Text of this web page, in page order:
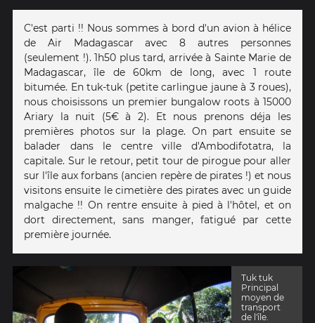
C'est parti !! Nous sommes à bord d'un avion à hélice
de Air Madagascar avec 8 autres personnes
(seulement !). 1h50 plus tard, arrivée à Sainte Marie de
Madagascar, île de 60km de long, avec 1 route
bitumée. En tuk-tuk (petite carlingue jaune à 3 roues),
nous choisissons un premier bungalow roots à 15000
Ariary la nuit (5€ à 2). Et nous prenons déja les
premières photos sur la plage. On part ensuite se
balader dans le centre ville d'Ambodifotatra, la
capitale. Sur le retour, petit tour de pirogue pour aller
sur l'île aux forbans (ancien repère de pirates !) et nous
visitons ensuite le cimetière des pirates avec un guide
malgache !! On rentre ensuite à pied à l'hôtel, et on
dort directement, sans manger, fatigué par cette
première journée.
Tuk tuk
Principal
moyen de
transport
de l'île.